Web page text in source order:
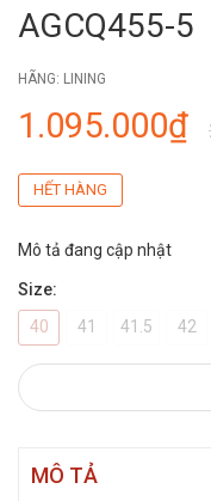
AGCQ455-5
HÃNG: LINING
1.095.000₫
HẾT HÀNG
Mô tả đang cập nhật
Size:
40
41 41.5 42
MÔ TẢ